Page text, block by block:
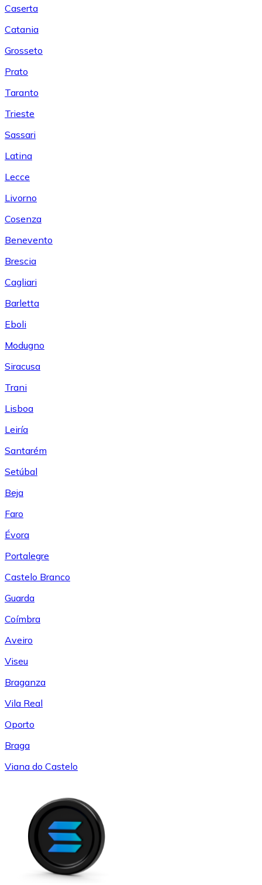
Caserta
Catania
Grosseto
Prato
Taranto
Trieste
Sassari
Latina
Lecce
Livorno
Cosenza
Benevento
Brescia
Cagliari
Barletta
Eboli
Modugno
Siracusa
Trani
Lisboa
Leiría
Santarém
Setúbal
Beja
Faro
Évora
Portalegre
Castelo Branco
Guarda
Coímbra
Aveiro
Viseu
Braganza
Vila Real
Oporto
Braga
Viana do Castelo